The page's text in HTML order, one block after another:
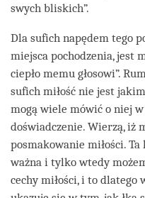
swych bliskich”.
Dla sufich napędem tego
miejsca pochodzenia, jest
ciepło memu głosowi”.
sufich miłość nie jest
mogą wiele mówić o niej
doświadczenie. Wierzą, iż
posmakowanie miłości.
ważna i tylko wtedy
cechy miłości, i to dlatego